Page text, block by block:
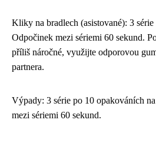
Kliky na bradlech (asistované): 3
Odpočinek mezi sériemi 60 sekund.
příliš náročné, využijte odporovou
partnera.
Výpady: 3 série po 10 opakováních
mezi sériemi 60 sekund.